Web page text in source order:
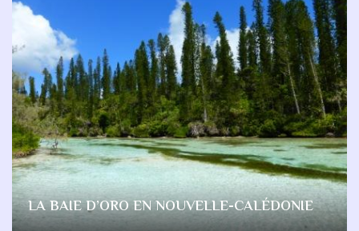
LA BAIE D’ORO EN NOUVELLE-CALÉDONIE